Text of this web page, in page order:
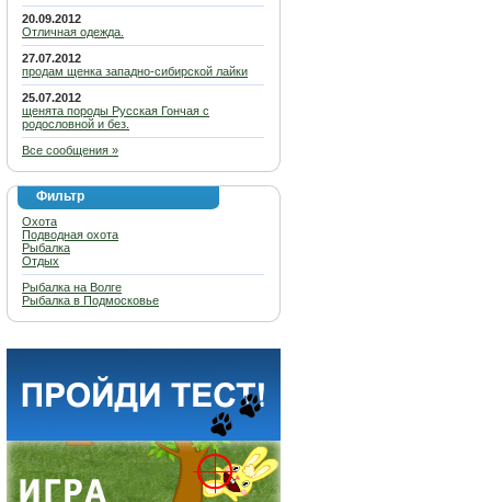
20.09.2012
Отличная одежда.
27.07.2012
продам щенка западно-сибирской лайки
25.07.2012
щенята породы Русская Гончая с
родословной и без.
Все сообщения »
Фильтр
Охота
Подводная охота
Рыбалка
Отдых
Рыбалка на Волге
Рыбалка в Подмосковье